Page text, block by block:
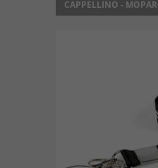
CAPPELLINO - MOPAR